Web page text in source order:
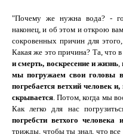
"Почему же нужна вода?-
наконец, и об этом и открою
сокровенных причин для
Какая же это причина? Та, что
и смерть, воскресение и жизнь,
мы погружаем свои головы
погребается ветхий человек
скрывается. Потом, когда мы
Как легко для нас
погребсти ветхого человека
трижды, чтобы ты знал, что